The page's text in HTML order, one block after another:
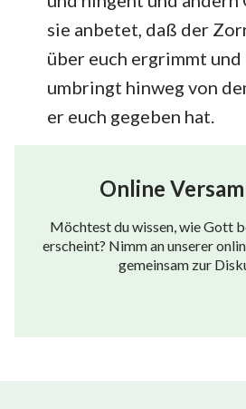
sie anbetet, daß der
über euch ergrimmt und
umbringt hinweg von
er euch gegeben hat.
Online
Möchtest du wissen, wie Gott
erscheint? Nimm an unserer
gemeinsam zur